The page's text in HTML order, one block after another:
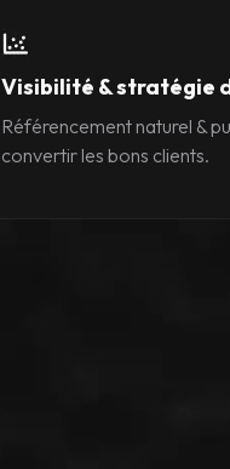
Visibilité & stratégie
Référencement naturel &
convertir les bons clients.